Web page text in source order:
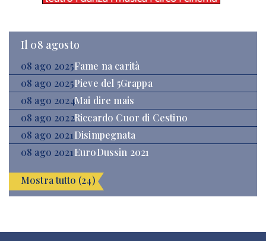
Il 08 agosto
08 ago 2025Fame na carità
08 ago 2025Pieve del 5Grappa
08 ago 2024Mai dire mais
08 ago 2022Riccardo Cuor di Cestino
08 ago 2021Disimpegnata
08 ago 2021EuroDussin 2021
Mostra tutto (24)